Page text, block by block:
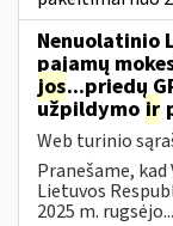
Nenuolatinio
pajamų
jos...priedų
užpildymo ir
Web turinio
Pranešame,
Lietuvos
2025 m. rugsėjo...